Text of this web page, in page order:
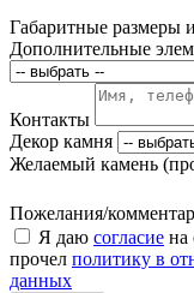
Габаритные размеры
Дополнительные
Контакты
Декор камня
Желаемый камень
Пожелания/
Я даю согласие на
прочел политику в
данных